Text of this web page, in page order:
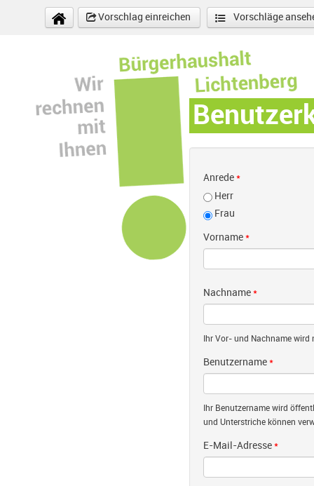
Direkt zum Inhalt
Vorschlag einreichen
Vorschläge
Anrede *
Herr
Frau
Vorname *
Nachname *
Ihr Vor- und Nachname
Benutzername *
Ihr Benutzername wird
und Unterstriche können
E-Mail-Adresse *